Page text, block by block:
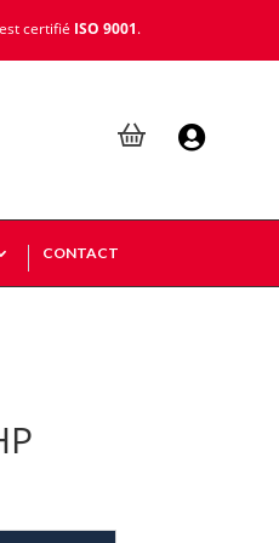
certifié ISO 9001.

CONTACT